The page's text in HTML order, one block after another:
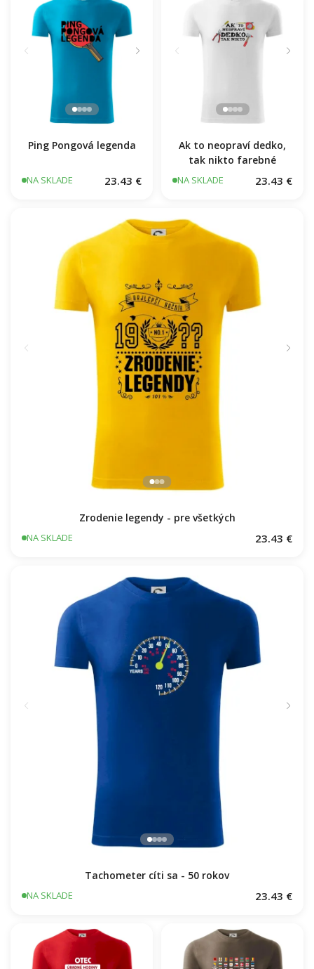
Ping Pongová legenda
NA SKLADE 23.43 €
Ak to neopraví dedko,
tak nikto farebné
NA SKLADE 23.43 €
Zrodenie legendy - pre všetkých
NA SKLADE 23.43 €
Tachometer cíti sa - 50 rokov
NA SKLADE 23.43 €